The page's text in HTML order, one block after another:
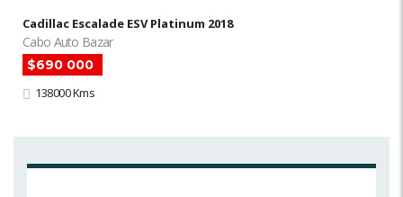
Cadillac Escalade ESV Platinum 2018
Cabo Auto Bazar
$690 000
138000 Kms